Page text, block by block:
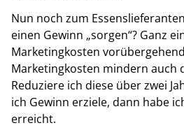
Nun noch zum
einen Gewinn „sorgen“? Ganz
Marketingkosten
Marketingkosten mindern auch
Reduziere ich diese über zwei
ich Gewinn erziele, dann habe
erreicht.